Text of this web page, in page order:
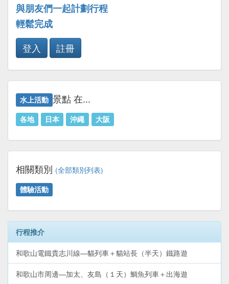
與朋友們一起計劃行程
輕鬆完成
登入
註冊
水上活動 景點 在...
各地 日本 沖繩 大阪
相關類別 (全部類別列表)
體驗活動
行程推介
和歌山電鐵貴志川線—貓列車＋貓站長（半天）鐵路遊
和歌山市周邊—加太、友島（１天）鯛魚列車＋出海遊